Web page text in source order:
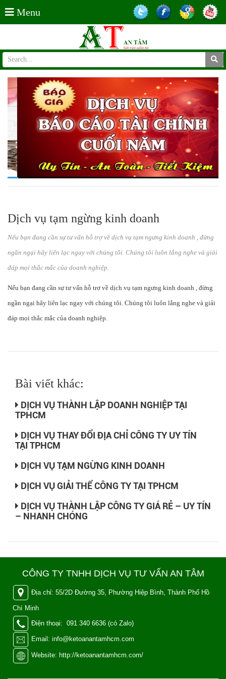
Menu
Dịch vụ tạm ngừng kinh doanh
Nếu bạn đang cần sự tư vấn hỗ trợ về dịch vụ tạm ngưng kinh doanh , đừng
ngần ngại hãy liên lạc ngay với chúng tôi. Chúng tôi luôn lắng nghe và giải
đáp mọi thắc mắc của doanh nghiệp.
Nếu bạn đang cần sự tư vấn hỗ trợ về dịch vụ tạm ngưng kinh doanh , đừng
ngần ngại hãy liên lạc ngay với chúng tôi. Chúng tôi luôn lắng nghe và giải
đáp mọi thắc mắc của doanh nghiệp.
Bài viết khác:
DỊCH VỤ THÀNH LẬP DOANH NGHIỆP TẠI
TPHCM
DỊCH VỤ THAY ĐỔI ĐỊA CHỈ CÔNG TY UY TÍN
TẠI TPHCM
DỊCH VỤ TẠM NGỪNG KINH DOANH
DỊCH VỤ GIẢI THỂ CÔNG TY TẠI TPHCM
DỊCH VỤ THÀNH LẬP CÔNG TY GIÁ RẺ – UY TÍN
– NHANH CHÓNG
CÔNG TY TNHH DỊCH VỤ TƯ VẤN AN TÂM
Địa chỉ: 55/2D Đường 35, Phường Hiệp Bình, Thành Phố Hồ
Chí Minh
Điện thoại: 091 340 6636 (có Zalo)
Email: info@ketoanantamhcm.com
Website: http://ketoanantamhcm.com/